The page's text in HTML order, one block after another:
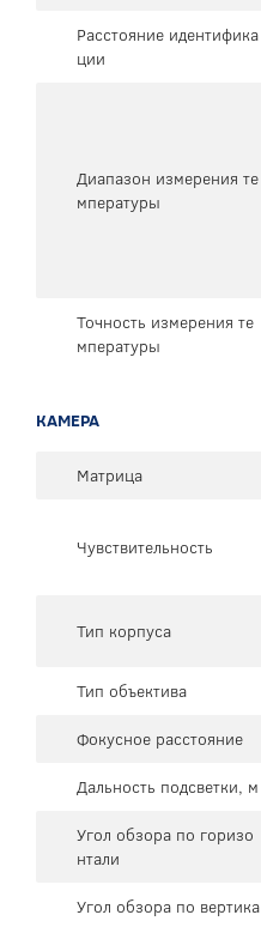
Расстояние идентифика
ции
Диапазон измерения те
мпературы
Точность измерения те
мпературы
КАМЕРА
Матрица
Чувствительность
Тип корпуса
Тип объектива
Фокусное расстояние
Дальность подсветки, м
Угол обзора по горизо
нтали
Угол обзора по вертика